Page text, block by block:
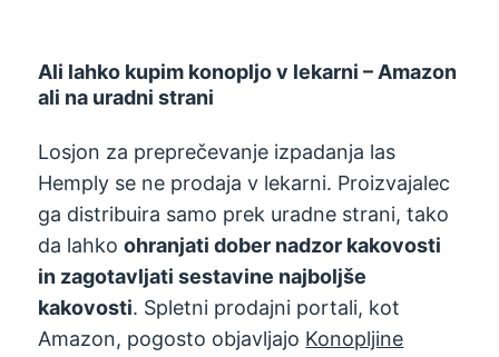
Ali lahko kupim konopljo v lekarni – Amazon
ali na uradni strani
Losjon za preprečevanje izpadanja las
Hemply se ne prodaja v lekarni. Proizvajalec
ga distribuira samo prek uradne strani, tako
da lahkoohranjati dober nadzor kakovosti
in zagotavljati sestavine najboljše
kakovosti. Spletni prodajni portali, kot
Amazon, pogosto objavljajo Konopljine